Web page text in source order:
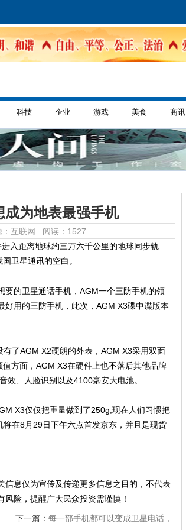
科技 企业 游戏 美食 商讯
为地表最强手机
：互联网 阅读：1527
入距离地球约三万六千公里的地球同步轨
卫星通讯的空白。
的卫星通话手机，AGM一个三防手机的领
用的三防手机，此次，AGM X3碟中谍版本
了AGM X2硬朗的外表，AGM X3采用双面
方面，AGM X3在硬件上也不落后其他品牌
效、人脸识别以及4100毫安大电池。
X3仅仅把重量做到了250g,现在人们习惯把
在8月29日下午六点首发京东，并且是现货
信息仅为宣传及传递更多信息之目的，不代表
险，提醒广大民众投资需谨慎！
下一篇： 每一部手机都可以变成卫星电话，